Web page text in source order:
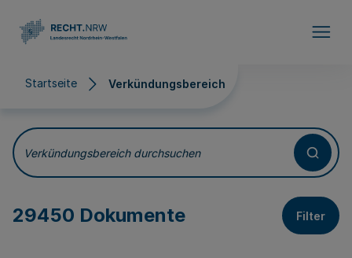
Startseite Verkündungsbereich
Verkündungsbereich
Verkündungsbereich durchsuchen
29450 Dokumente Filter